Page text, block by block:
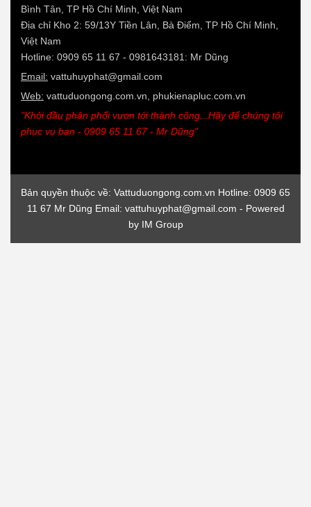
Bình Tân, TP Hồ Chí Minh, Việt Nam
Địa chỉ Kho 2: 59/13Y Tiền Lân, Bà Điểm, TP Hồ Chí Minh,
Việt Nam
Hotline: 0909 65 11 67 - 0981643181: Mr Dũng
Email: vattuhuyphat@gmail.com
Web: vattuduongong.com.vn, phukienapluc.com.vn
"Khởi đầu phân phối vươn tới thành công...Hãy để chúng tôi
phục vụ bạn - 0909 65 11 67 - Mr Dũng"
Bản quyền thuộc về: Vattuduongong.com.vn Hotline: 0909 65
11 67 Mr Dũng Email: vattuhuyphat@gmail.com - Powered
by IM Group